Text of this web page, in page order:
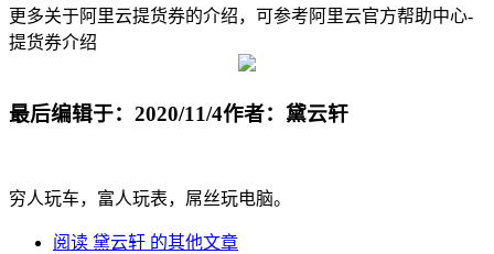
更多关于阿里云提货券的介绍，可参考阿里云官方帮助中心-
提货券介绍
最后编辑于：2020/11/4作者：黛云轩
穷人玩车，富人玩表，屌丝玩电脑。
阅读 黛云轩 的其他文章